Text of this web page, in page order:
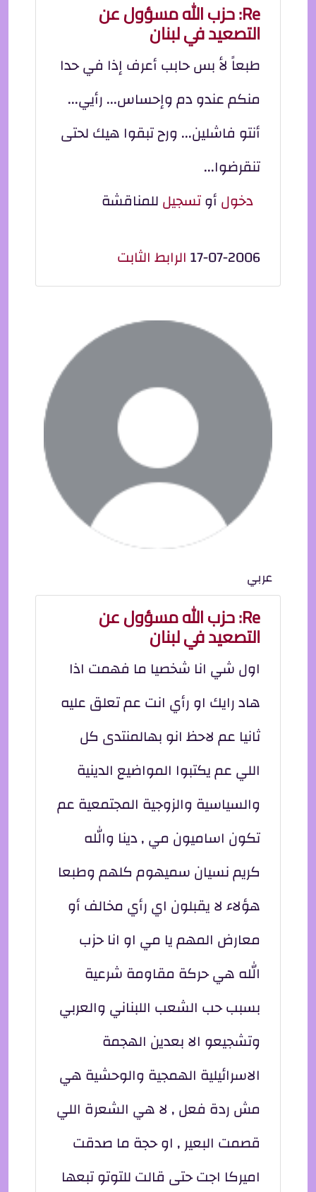
Re: حزب الله مسؤول عن
التصعيد في لبنان
طبعاً لأ بس حابب أعرف إذا في حدا
منكم عندو دم وإحساس... رأيي...
أنتو فاشلين... ورح تبقوا هيك لحتى
تنقرضوا...
دخولأوتسجيلللمناقشة
17-07-2006الرابط الثابت
عربي
Re: حزب الله مسؤول عن
التصعيد في لبنان
اول شي انا شخصيا ما فهمت اذا
هاد رايك او رأي انت عم تعلق عليه
ثانيا عم لاحظ انو بهالمنتدى كل
اللي عم يكتبوا المواضيع الدينية
والسياسية والزوجية المجتمعية عم
تكون اساميون مي , دينا والله
كريم نسيان سميهوم كلهم وطبعا
هؤلاء لا يقبلون اي رأي مخالف أو
معارض المهم يا مي او انا حزب
الله هي حركة مقاومة شرعية
بسبب حب الشعب اللبناني والعربي
وتشجيعو الا بعدين الهجمة
الاسرائيلية الهمجية والوحشية هي
مش ردة فعل , لا هي الشعرة اللي
قصمت البعير , او حجة ما صدقت
اميركا اجت حتى قالت للتوتو تبعها